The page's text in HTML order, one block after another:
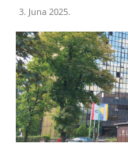
3. Juna 2025.